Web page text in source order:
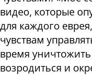
видео, которые
для каждого
чувствам
время
возродиться и